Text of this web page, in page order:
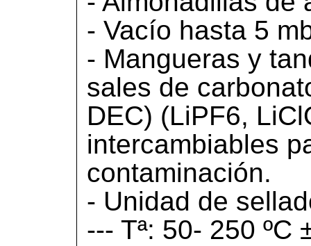
- Vacío hasta 5
- Mangueras y
sales de
DEC) (LiPF6,
intercambiables
contaminación.
- Unidad de
--- Tª: 50- 250 ºC